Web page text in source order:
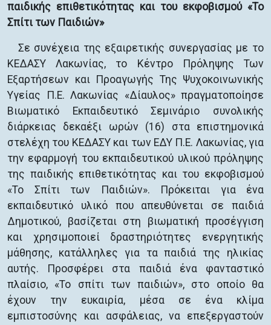
παιδικής επιθετικότητας και του εκφοβισμού «Το
Σπίτι των Παιδιών»
Σε συνέχεια της εξαιρετικής συνεργασίας με το
ΚΕΔΑΣΥ Λακωνίας, το Κέντρο Πρόληψης Των
Εξαρτήσεων και Προαγωγής Της Ψυχοκοινωνικής
Υγείας Π.Ε. Λακωνίας «Δίαυλος» πραγματοποίησε
Βιωματικό Εκπαιδευτικό Σεμινάριο συνολικής
διάρκειας δεκαέξι ωρών (16) στα επιστημονικά
στελέχη του ΚΕΔΑΣΥ και των ΕΔΥ Π.Ε. Λακωνίας, για
την εφαρμογή του εκπαιδευτικού υλικού πρόληψης
της παιδικής επιθετικότητας και του εκφοβισμού
«Το Σπίτι των Παιδιών». Πρόκειται για ένα
εκπαιδευτικό υλικό που απευθύνεται σε παιδιά
Δημοτικού, βασίζεται στη βιωματική προσέγγιση
και χρησιμοποιεί δραστηριότητες ενεργητικής
μάθησης, κατάλληλες για τα παιδιά της ηλικίας
αυτής. Προσφέρει στα παιδιά ένα φανταστικό
πλαίσιο, «Το σπίτι των παιδιών», στο οποίο θα
έχουν την ευκαιρία, μέσα σε ένα κλίμα
εμπιστοσύνης και ασφάλειας, να επεξεργαστούν